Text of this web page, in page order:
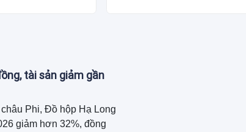
tài sản giảm gần
Phi, Đồ hộp Hạ Long
giảm hơn 32%, đồng